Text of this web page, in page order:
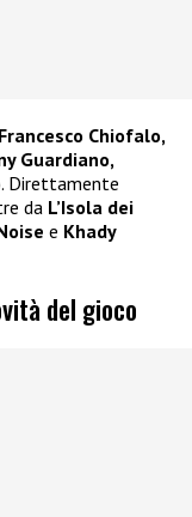
Francesco Chiofalo,
Guardiano,
. Direttamente
da L’Isola dei
e Khady
del gioco